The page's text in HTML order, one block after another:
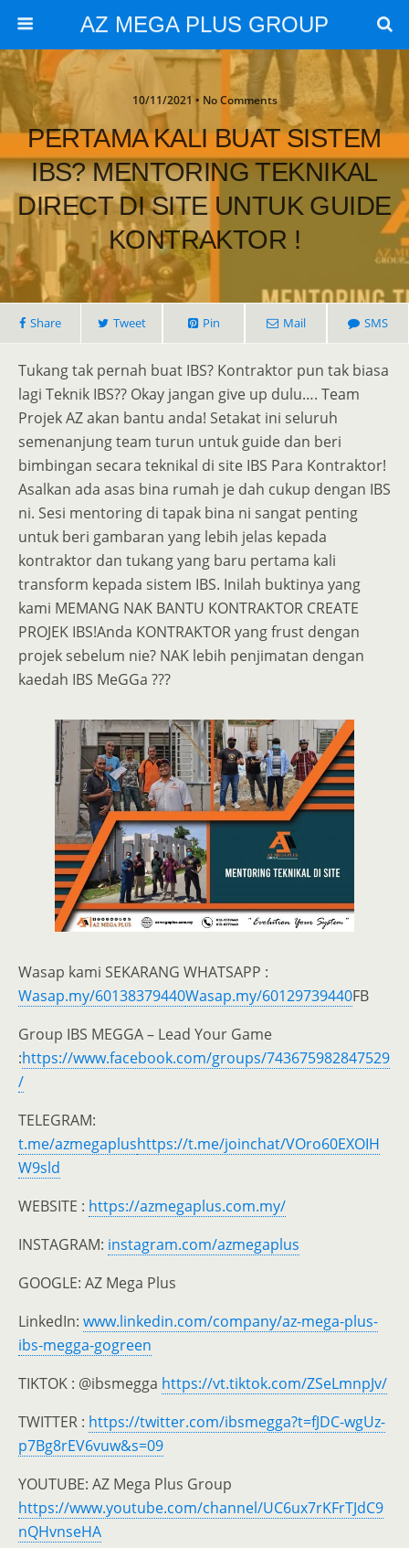
AZ MEGA PLUS GROUP
10/11/2021 • No Comments
PERTAMA KALI BUAT SISTEM
IBS? MENTORING TEKNIKAL
DIRECT DI SITE UNTUK GUIDE
KONTRAKTOR !
Share Tweet Pin Mail SMS
Tukang tak pernah buat IBS? Kontraktor pun tak biasa
lagi Teknik IBS?? Okay jangan give up dulu…. Team
Projek AZ akan bantu anda! Setakat ini seluruh
semenanjung team turun untuk guide dan beri
bimbingan secara teknikal di site IBS Para Kontraktor!
Asalkan ada asas bina rumah je dah cukup dengan IBS
ni. Sesi mentoring di tapak bina ni sangat penting
untuk beri gambaran yang lebih jelas kepada
kontraktor dan tukang yang baru pertama kali
transform kepada sistem IBS. Inilah buktinya yang
kami MEMANG NAK BANTU KONTRAKTOR CREATE
PROJEK IBS!Anda KONTRAKTOR yang frust dengan
projek sebelum nie? NAK lebih penjimatan dengan
kaedah IBS MeGGa ???
Wasap kami SEKARANG WHATSAPP :
Wasap.my/60138379440Wasap.my/60129739440FB
Group IBS MEGGA – Lead Your Game
:https://www.facebook.com/groups/743675982847529
/
TELEGRAM:
t.me/azmegaplushttps://t.me/joinchat/VOro60EXOIH
W9sld
WEBSITE : https://azmegaplus.com.my/
INSTAGRAM: instagram.com/azmegaplus
GOOGLE: AZ Mega Plus
LinkedIn: www.linkedin.com/company/az-mega-plus-
ibs-megga-gogreen
TIKTOK : @ibsmegga https://vt.tiktok.com/ZSeLmnpJv/
TWITTER : https://twitter.com/ibsmegga?t=fJDC-wgUz-
p7Bg8rEV6vuw&s=09
YOUTUBE: AZ Mega Plus Group
https://www.youtube.com/channel/UC6ux7rKFrTJdC9
nQHvnseHA